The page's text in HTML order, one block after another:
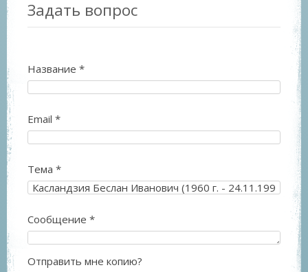
Задать вопрос
Название *
Email *
Тема *
Сообщение *
Отправить мне копию?